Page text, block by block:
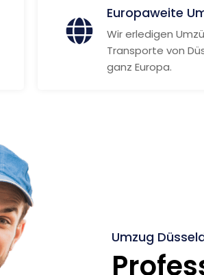
Europaweite
Wir erledigen
Transporte von
ganz Europa.
Umzug